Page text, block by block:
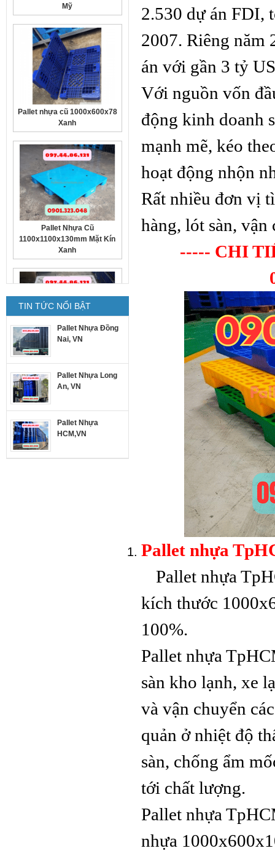
Xanh
Pallet Nhựa Cũ
1100x1100x130mm Mặt Kín
Xanh
Pallet nhựa cũ
1300x1100x150mm trắng
Pallet nhựa cũ
1100x1100x140mm Xám cục
gạch
TIN TỨC NỔI BẬT
Pallet Nhựa Đồng
Nai, VN
Pallet Nhựa Long
An, VN
Pallet Nhựa
HCM,VN
2.530 dự án FDI,
2007. Riêng năm
án với gần 3 tỷ
Với nguồn vốn
động kinh doanh
mạnh mẽ, kéo
hoạt động nhộn
Rất nhiều đơn vị
hàng, lót sàn,
----- CHI
Pallet nhựa
Pallet nhựa
kích thước
100%.
Pallet nhựa
sàn kho lạnh, xe
và vận chuyển
quản ở nhiệt độ
sàn, chống ẩm
tới chất lượng.
Pallet nhựa
nhựa